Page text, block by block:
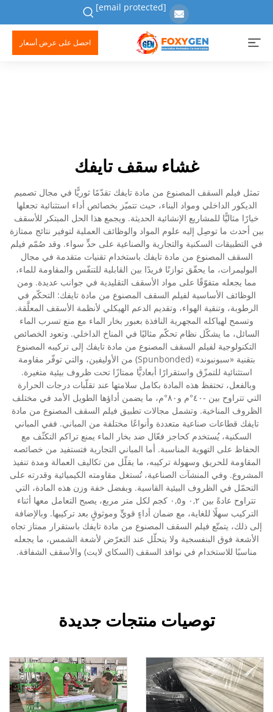
[email protected]
احصل على عرض أسعار
غشاء سقف تايفك
تمثل فيلم السقف المصنوع من مادة تايفك تقدّمًا ثوريًّا في مجال تصميم
الديكور الداخلي ومواد البناء، حيث تتميّز بخصائص أداء استثنائية تجعلها
خيارًا مثاليًّا للمشاريع الإنشائية الحديثة. ويجمع هذا الحل المبتكر للأسقف
بين أحدث ما توصِل إليه علوم المواد والوظائف العملية لتوفير نتائج ممتازة
في التطبيقات السكنية والتجارية والصناعية على حدٍّ سواء. وقد صُمّم فيلم
السقف المصنوع من مادة تايفك باستخدام تقنيات متقدمة في مجال
البوليمرات، ما يحقّق توازنًا فريدًا بين القابلية للتنفّس والمقاومة للماء،
مما يجعله متفوّقًا على مواد الأسقف التقليدية في جوانب عديدة. ومن
الوظائف الأساسية لفيلم السقف المصنوع من مادة تايفك: التحكّم في
الرطوبة، وتنقية الهواء، وتقديم الدعم الهيكلي لأنظمة الأسقف المعلَّقة.
وتسمح لهياكله المجهرية النافذة بعبور بخار الماء مع منع تسرب الماء
السائل، ما يشكّل نظام تحكّم مثاليًا في المناخ الداخلي. وتعود الخصائص
التكنولوجية لفيلم السقف المصنوع من مادة تايفك إلى تركيبه المصنوع
بتقنية «سبونبوند» (Spunbonded) من الأوليفين، والتي توفّر مقاومة
استثنائية للتمزّق واستقرارًا أبعاديًّا ممتازًا تحت ظروف بيئية متغيرة.
وبالفعل، تحتفظ هذه المادة بكامل سلامتها عند تقلّبات درجات الحرارة
التي تتراوح بين -٤٠°م و٨٠°م، ما يضمن أداؤها الطويل الأمد في مختلف
الظروف المناخية. وتشمل مجالات تطبيق فيلم السقف المصنوع من مادة
تايفك قطاعات صناعية متعددة وأنواعًا مختلفة من المباني. ففي المباني
السكنية، يُستخدم كحاجز فعّال ضد بخار الماء يمنع تراكم التكثّف مع
الحفاظ على التهوية المناسبة. أما المباني التجارية فتستفيد من خصائصه
المقاومة للحريق وسهولة تركيبه، ما يقلّل من تكاليف العمالة ومدة تنفيذ
المشروع. وفي المنشآت الصناعية، تُستغل مقاومته الكيميائية وقدرته على
التحمّل في الظروف البيئية القاسية. وبفضل خفة وزن هذه المادة، التي
تتراوح عادةً بين ٠,٢ و٠,٥ كجم لكل متر مربع، يصبح التعامل معها أثناء
التركيب سهلًا للغاية، مع ضمان أداءٍ قويٍّ وموثوقٍ بعد تركيبها. وبالإضافة
إلى ذلك، يتمتّع فيلم السقف المصنوع من مادة تايفك باستقرار ممتاز تجاه
الأشعة فوق البنفسجية ولا يتحلّل عند التعرّض لأشعة الشمس، ما يجعله
مناسبًا للاستخدام في نوافذ السقف (السكاي لايت) والأسقف الشفافة.
توصيات منتجات جديدة